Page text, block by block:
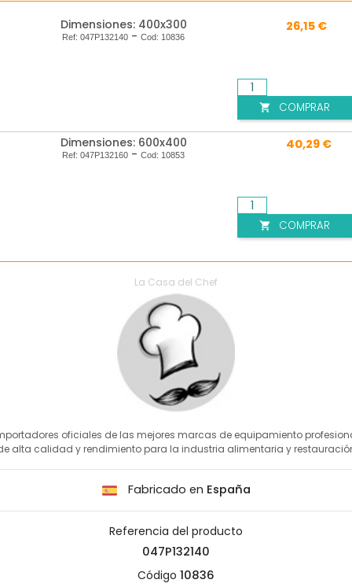
La Casa del Chef
oficiales de las mejores marcas de equipamiento
alta calidad y rendimiento para la industria alimentaria y
Fabricado en España
Referencia del producto
047P132140
Código 10836
Dimensiones: 400x300
Ref: 047P132140 - Cod: 10836
26,15 €
 COMPRAR
Dimensiones: 600x400
Ref: 047P132160 - Cod: 10853
40,29 €
 COMPRAR